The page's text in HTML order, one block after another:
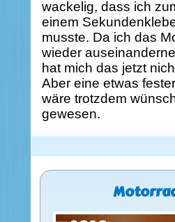
wackelig, dass ich
einem
musste. Da ich das
wieder
hat mich das jetzt
Aber eine etwas
wäre trotzdem
gewesen.